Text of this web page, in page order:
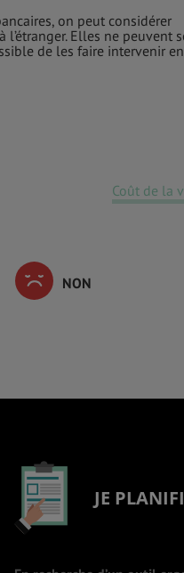
on peut considérer
Elles ne peuvent
de les faire intervenir en
Coût de la
NON
JE